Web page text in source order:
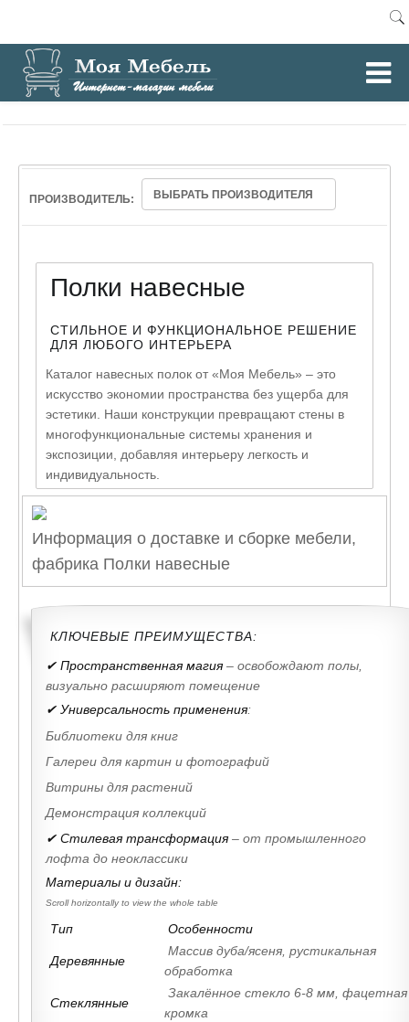
Главная / Полки навесные
ПРОИЗВОДИТЕЛЬ: ВЫБРАТЬ ПРОИЗВОДИТЕЛЯ
Полки навесные
СТИЛЬНОЕ И ФУНКЦИОНАЛЬНОЕ РЕШЕНИЕ
ДЛЯ ЛЮБОГО ИНТЕРЬЕРА
Каталог навесных полок от «Моя Мебель» – это
искусство экономии пространства без ущерба для
эстетики. Наши конструкции превращают стены в
многофункциональные системы хранения и
экспозиции, добавляя интерьеру легкость и
индивидуальность.
Информация о доставке и сборке мебели,
фабрика Полки навесные
КЛЮЧЕВЫЕ ПРЕИМУЩЕСТВА:
✔ Пространственная магия– освобождают полы,
визуально расширяют помещение
✔ Универсальность применения:
Библиотеки для книг
Галереи для картин и фотографий
Витрины для растений
Демонстрация коллекций
✔ Стилевая трансформация– от промышленного
лофта до неоклассики
Материалы и дизайн:
Тип Особенности
Деревянные
Массив дуба/ясеня, рустикальная
обработка
Стеклянные
Закалённое стекло 6-8 мм, фацетная
кромка